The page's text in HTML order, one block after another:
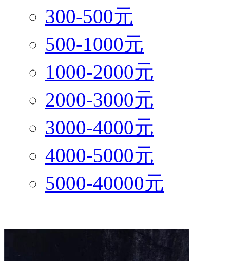
300-500元
500-1000元
1000-2000元
2000-3000元
3000-4000元
4000-5000元
5000-40000元